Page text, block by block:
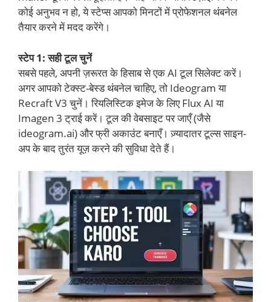
कोई अनुभव न हो, ये स्टेप्स आपको मिनटों में प्रोफेशनल थंबनेल
तैयार करने में मदद करेंगे।
स्टेप 1: सही टूल चुनें
सबसे पहले, अपनी ज़रूरत के हिसाब से एक AI टूल सिलेक्ट करें।
अगर आपको टेक्स्ट-बेस्ड थंबनेल चाहिए, तो Ideogram या
Recraft V3 चुनें। रियलिस्टिक इमेज के लिए Flux AI या
Imagen 3 ट्राई करें। टूल की वेबसाइट पर जाएँ (जैसे
ideogram.ai) और फ्री अकाउंट बनाएँ। ज़्यादातर टूल्स साइन-
अप के बाद तुरंत यूज़ करने की सुविधा देते हैं।